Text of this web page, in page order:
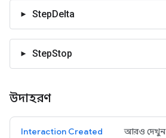
StepDelta
StepStop
উদাহরণ
Interaction Created আরও দেখুন